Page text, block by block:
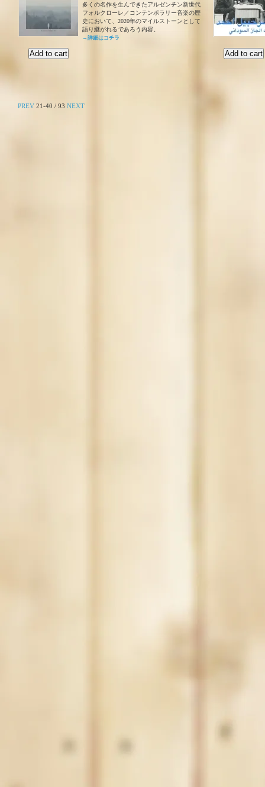
多くの名作を生んできたアルゼンチン新世代
フォルクローレ／コンテンポラリー音楽の歴
史において、2020年のマイルストーンとして
語り継がれるであろう内容。
→詳細はコチラ
PREV 21-40 / 93 NEXT